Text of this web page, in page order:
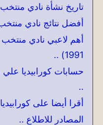
تاريخ نشأة نادي
أفضل نتائج نادي
1991) ..
حسابات كورابيديا
..
أقرا أيضا على
المصادر للاطلاع ..